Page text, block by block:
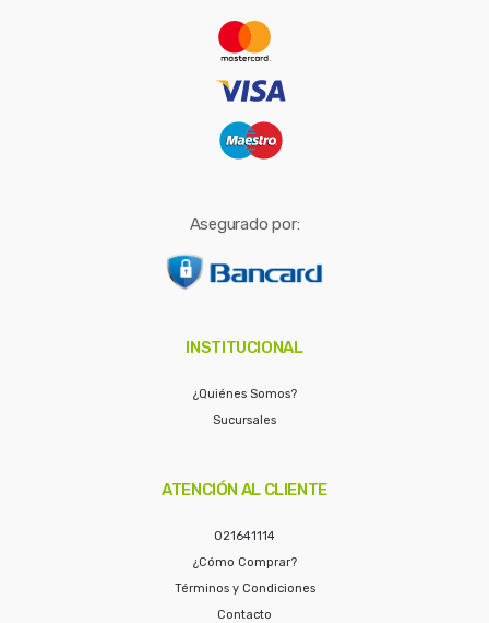
Asegurado por:
INSTITUCIONAL
¿Quiénes Somos?
Sucursales
ATENCIÓN AL CLIENTE
021641114
¿Cómo Comprar?
Términos y Condiciones
Contacto